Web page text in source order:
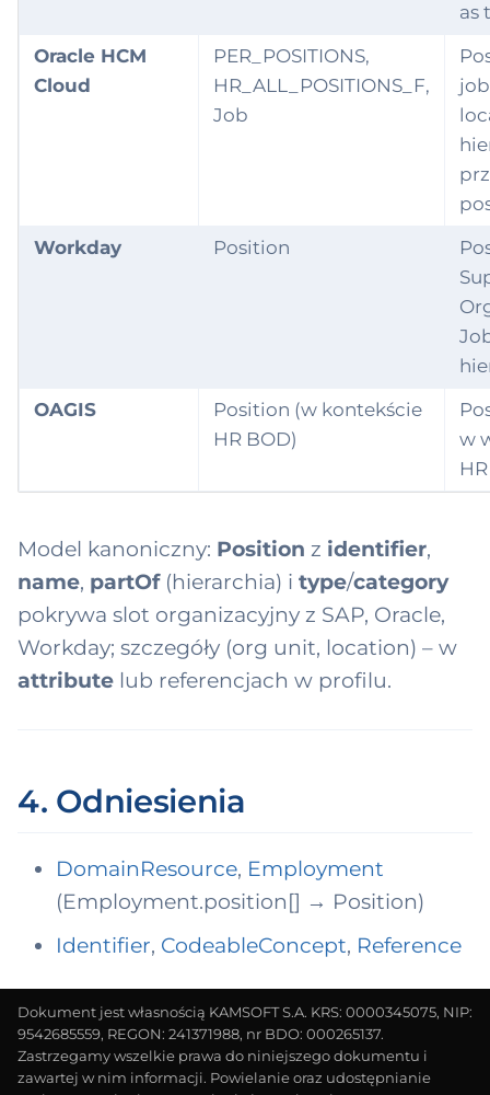
as
Oracle HCM
Cloud
PER_POSITIONS,
HR_ALL_POSITIONS_F,
Job
Workday
Position
OAGIS
Position (w kontekście
HR BOD)
w
HR
Model kanoniczny: Position z identifier,
name, partOf(hierarchia) i type/category
pokrywa slot organizacyjny z SAP, Oracle,
Workday; szczegóły (org unit, location) – w
attribute lub referencjach w profilu.
4. Odniesienia
DomainResource, Employment
(Employment.position[] → Position)
Identifier, CodeableConcept, Reference
Dokument jest własnością KAMSOFT S.A. KRS: 0000345075, NIP:
9542685559, REGON: 241371988, nr BDO: 000265137.
Zastrzegamy wszelkie prawa do niniejszego dokumentu i
zawartej w nim informacji. Powielanie oraz udostępnianie